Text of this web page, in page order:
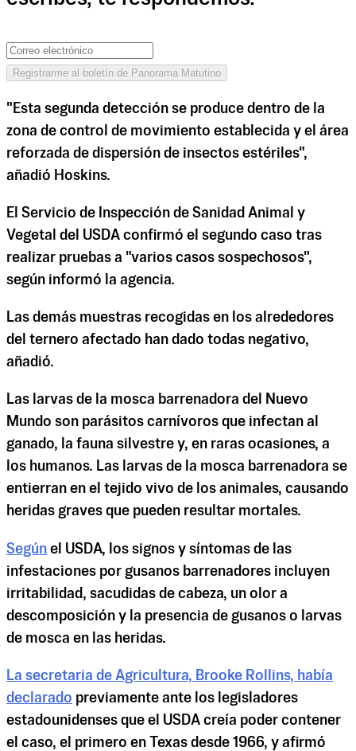
Registrarme al boletín de Panorama Matutino
"Esta segunda detección se produce dentro de la
zona de control de movimiento establecida y el área
reforzada de dispersión de insectos estériles",
añadió Hoskins.
El Servicio de Inspección de Sanidad Animal y
Vegetal del USDA confirmó el segundo caso tras
realizar pruebas a "varios casos sospechosos",
según informó la agencia.
Las demás muestras recogidas en los alrededores
del ternero afectado han dado todas negativo,
añadió.
Las larvas de la mosca barrenadora del Nuevo
Mundo son parásitos carnívoros que infectan al
ganado, la fauna silvestre y, en raras ocasiones, a
los humanos. Las larvas de la mosca barrenadora se
entierran en el tejido vivo de los animales, causando
heridas graves que pueden resultar mortales.
Según el USDA, los signos y síntomas de las
infestaciones por gusanos barrenadores incluyen
irritabilidad, sacudidas de cabeza, un olor a
descomposición y la presencia de gusanos o larvas
de mosca en las heridas.
La secretaria de Agricultura, Brooke Rollins, había
declarado previamente ante los legisladores
estadounidenses que el USDA creía poder contener
el caso, el primero en Texas desde 1966, y afirmó